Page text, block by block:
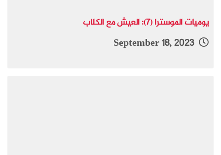
يوميات الموسترا (7): العيش مع الكلاب
September 18, 2023